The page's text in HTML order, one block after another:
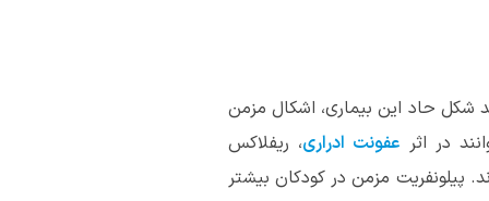
شکل حاد این بیماری، اشکال مزمن
در اثر عفونت ادراری، ریفلاکس
پیلونفریت مزمن در کودکان بیشتر